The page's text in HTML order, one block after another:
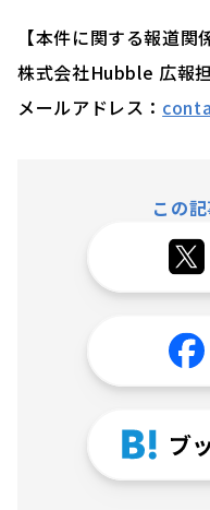
【本件に関する報道関
株式会社Hubble 広報
メールアドレス：
この